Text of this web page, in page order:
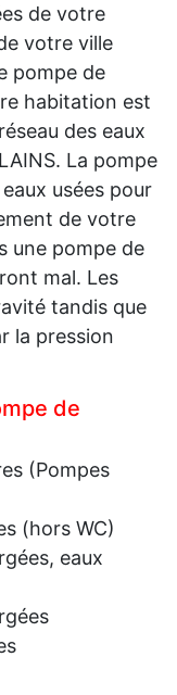
de votre
votre ville
pompe de
habitation est
des eaux
La pompe
usées pour
de votre
une pompe de
mal. Les
tandis que
la pression
de
(Pompes
(hors WC)
eaux